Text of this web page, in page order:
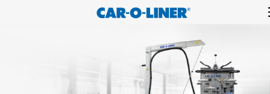
Car-
O-
Liner
Collision
Equipment